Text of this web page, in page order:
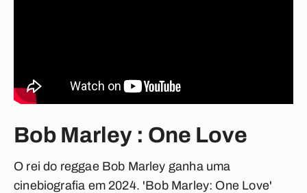
Bob Marley : One Love
O rei do reggae Bob Marley ganha uma
cinebiografia em 2024. 'Bob Marley: One Love'